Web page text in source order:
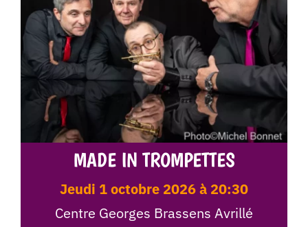
MADE IN TROMPETTES
jeudi 1 octobre 2026 à 20:30
Centre Georges Brassens Avrillé